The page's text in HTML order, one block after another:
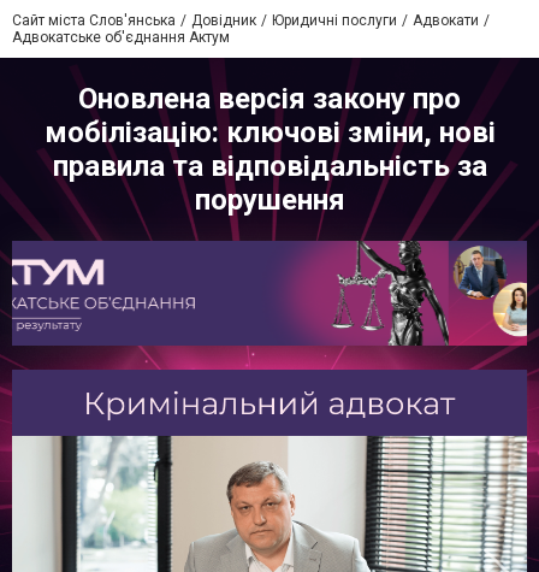
Сайт міста Слов'янська Довідник Юридичні послуги
Адвокати
Адвокатське об'єднання Актум
Оновлена версія закону про
мобілізацію: ключові зміни, нові
правила та відповідальність за
порушення